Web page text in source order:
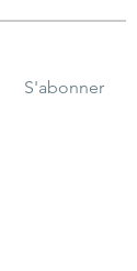
S'abonner